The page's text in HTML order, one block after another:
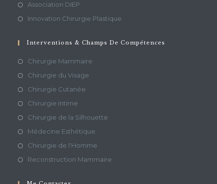
Association DIEP
Innovation Chirurgie Plastique
Interventions & Champs De Compétences
Chirurgie Mammaire
Chirurgie du Visage
Chirurgie Cutanée
Chirurgie Intime
Chirurgie de la Silhouette
Médecine Esthétique
Chirurgie de l'Homme
Reconstruction Mammaire